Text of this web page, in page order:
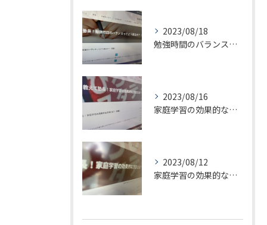
2023/08/18
勉強時間のバランスってどう取るの？（前編）
2023/08/16
家庭学習の効果的な方法とは？（後編）
2023/08/12
家庭学習の効果的な方法とは？（前編）